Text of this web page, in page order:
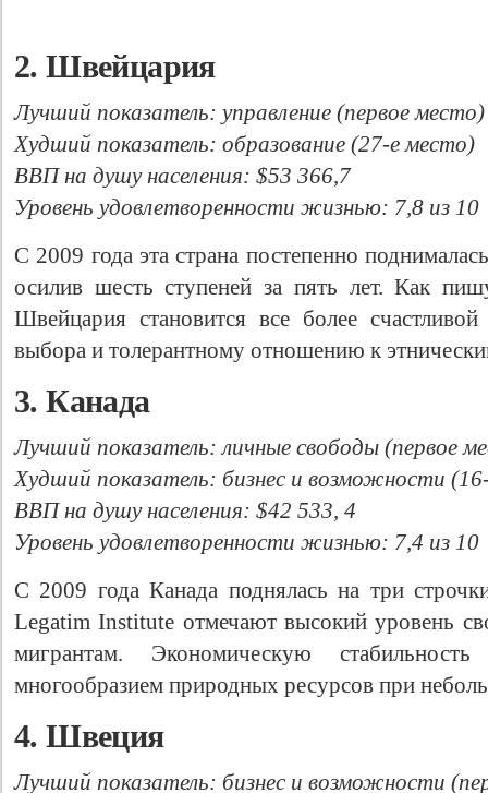
2. Швейцария
Лучший показатель: управление (первое место)
Худший показатель: образование (27-е место)
ВВП на душу населения: $53 366,7
Уровень удовлетворенности жизнью: 7,8 из 10
С 2009 года эта страна постепенно
осилив шесть ступеней за пять лет. Как
Швейцария становится все более
выбора и толерантному отношению к
3. Канада
Лучший показатель: личные свободы (первое
Худший показатель: бизнес и возможности
ВВП на душу населения: $42 533, 4
Уровень удовлетворенности жизнью: 7,4 из 10
С 2009 года Канада поднялась на три
Legatim Institute отмечают высокий уровень
мигрантам. Экономическую
многообразием природных ресурсов при
4. Швеция
Лучший показатель: бизнес и возможности